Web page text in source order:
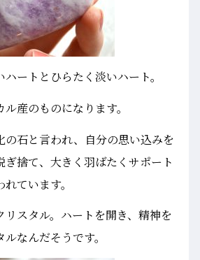
ートとひらたく淡いハート。
産のものになります。
の石と言われ、自分の思い込みを
ぎ捨て、大きく羽ばたくサポート
ています。
リスタル。ハートを開き、精神を
なんだそうです。